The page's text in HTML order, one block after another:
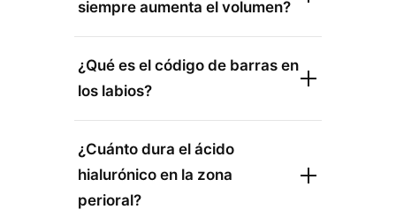
siempre aumenta el volumen?
¿Qué es el código de barras en
los labios?
¿Cuánto dura el ácido
hialurónico en la zona
perioral?